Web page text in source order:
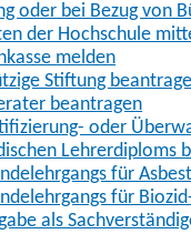
oder bei Bezug von
der Hochschule
melden
Stiftung
beantragen
oder
Lehrerdiploms
für
für
als